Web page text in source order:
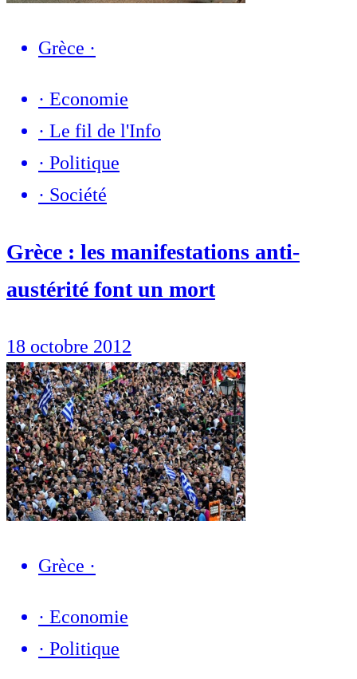
Grèce ·
· Economie
· Le fil de l'Info
· Politique
· Société
Grèce : les manifestations anti-
austérité font un mort
18 octobre 2012
Grèce ·
· Economie
· Politique